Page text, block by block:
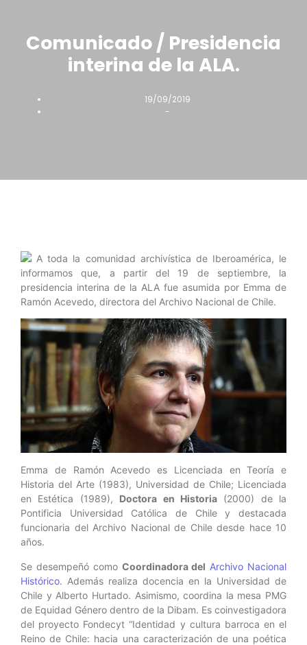
Comunicado / Presidencia
interina de la ALA.
19/09/2019
-
A toda la comunidad archivística de Iberoamérica, le
informamos que, a partir del 19 de septiembre, la
presidencia interina de la ALA fue asumida por Emma de
Ramón Acevedo, directora del Archivo Nacional de Chile.
Emma de Ramón Acevedo es Licenciada en Teoría e
Historia del Arte (1983), Universidad de Chile; Licenciada
en Estética (1989), Doctora en Historia(2000) de la
Pontificia Universidad Católica de Chile y destacada
funcionaria del Archivo Nacional de Chile desde hace 10
años.
Se desempeñó como Coordinadora del Archivo Nacional
Histórico. Además realiza docencia en la Universidad de
Chile y Alberto Hurtado. Asimismo, coordina la mesa PMG
de Equidad Género dentro de la Dibam. Es coinvestigadora
del proyecto Fondecyt “Identidad y cultura barroca en el
Reino de Chile: hacia una caracterización de una poética